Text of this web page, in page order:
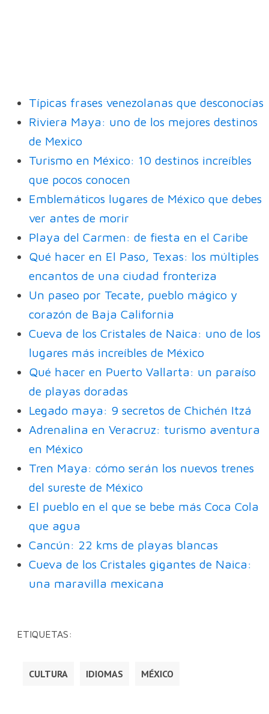
Típicas frases venezolanas que desconocías
Riviera Maya: uno de los mejores destinos
de Mexico
Turismo en México: 10 destinos increíbles
que pocos conocen
Emblemáticos lugares de México que debes
ver antes de morir
Playa del Carmen: de fiesta en el Caribe
Qué hacer en El Paso, Texas: los múltiples
encantos de una ciudad fronteriza
Un paseo por Tecate, pueblo mágico y
corazón de Baja California
Cueva de los Cristales de Naica: uno de los
lugares más increíbles de México
Qué hacer en Puerto Vallarta: un paraíso
de playas doradas
Legado maya: 9 secretos de Chichén Itzá
Adrenalina en Veracruz: turismo aventura
en México
Tren Maya: cómo serán los nuevos trenes
del sureste de México
El pueblo en el que se bebe más Coca Cola
que agua
Cancún: 22 kms de playas blancas
Cueva de los Cristales gigantes de Naica:
una maravilla mexicana
ETIQUETAS:
CULTURA IDIOMAS MÉXICO